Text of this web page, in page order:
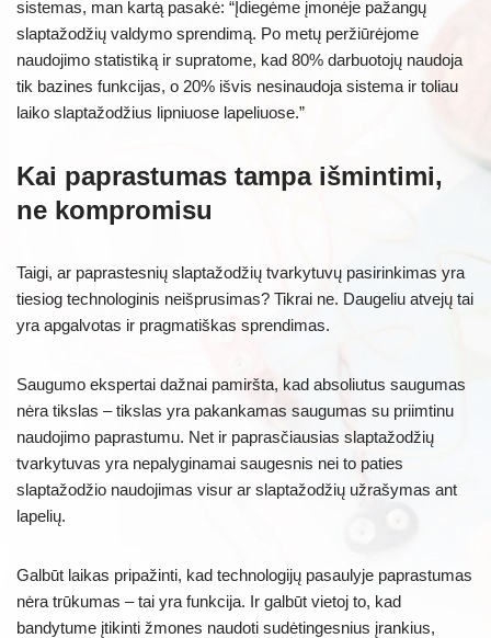
sistemas, man kartą pasakė: “Įdiegėme įmonėje pažangų
slaptažodžių valdymo sprendimą. Po metų peržiūrėjome
naudojimo statistiką ir supratome, kad 80% darbuotojų naudoja
tik bazines funkcijas, o 20% išvis nesinaudoja sistema ir toliau
laiko slaptažodžius lipniuose lapeliuose.”
Kai paprastumas tampa išmintimi,
ne kompromisu
Taigi, ar paprastesnių slaptažodžių tvarkytuvų pasirinkimas yra
tiesiog technologinis neišprusimas? Tikrai ne. Daugeliu atvejų tai
yra apgalvotas ir pragmatiškas sprendimas.
Saugumo ekspertai dažnai pamiršta, kad absoliutus saugumas
nėra tikslas – tikslas yra pakankamas saugumas su priimtinu
naudojimo paprastumu. Net ir paprasčiausias slaptažodžių
tvarkytuvas yra nepalyginamai saugesnis nei to paties
slaptažodžio naudojimas visur ar slaptažodžių užrašymas ant
lapelių.
Galbūt laikas pripažinti, kad technologijų pasaulyje paprastumas
nėra trūkumas – tai yra funkcija. Ir galbūt vietoj to, kad
bandytume įtikinti žmones naudoti sudėtingesnius įrankius,